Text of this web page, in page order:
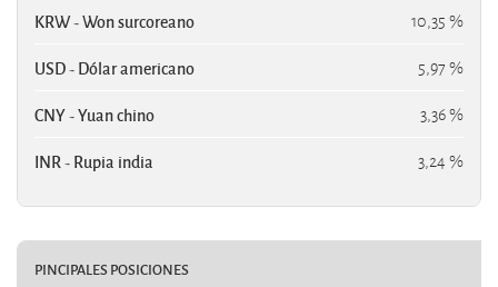
KRW - Won surcoreano 10,35 %
USD - Dólar americano 5,97 %
CNY - Yuan chino 3,36 %
INR - Rupia india 3,24 %
PINCIPALES POSICIONES